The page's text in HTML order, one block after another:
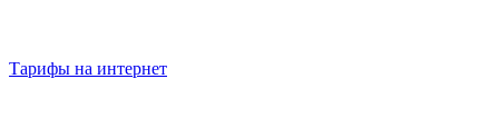
Тарифы на интернет